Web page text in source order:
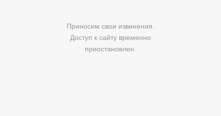
Приносим свои извинения.
Доступ к сайту временно
приостановлен.